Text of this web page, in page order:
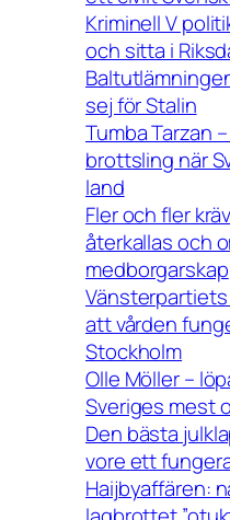
Kriminell V
och sitta i
sej för Stalin
Tumba Tarzan
brottsling när
land
Fler och fler
återkallas och
medborgarskap
att vården
Stockholm
Olle Möller –
Sveriges mest
Den bästa
vore ett
Haijbyaffären: